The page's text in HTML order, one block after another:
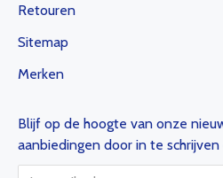
Retouren
Sitemap
Merken
Blijf op de hoogte van onze
aanbiedingen door in te